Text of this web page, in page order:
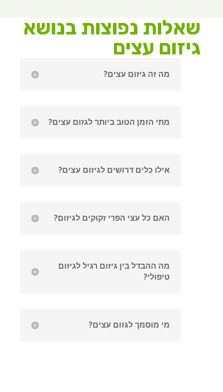
שאלות נפוצות בנושא
גיזום עצים
מה זה גיזום עצים?
מתי הזמן הטוב ביותר לגזום עצים?
אילו כלים דרושים לגיזום עצים?
האם כל עצי הפרי זקוקים לגיזום?
מה ההבדל בין גיזום רגיל לגיזום
טיפולי?
מי מוסמך לגזום עצים?